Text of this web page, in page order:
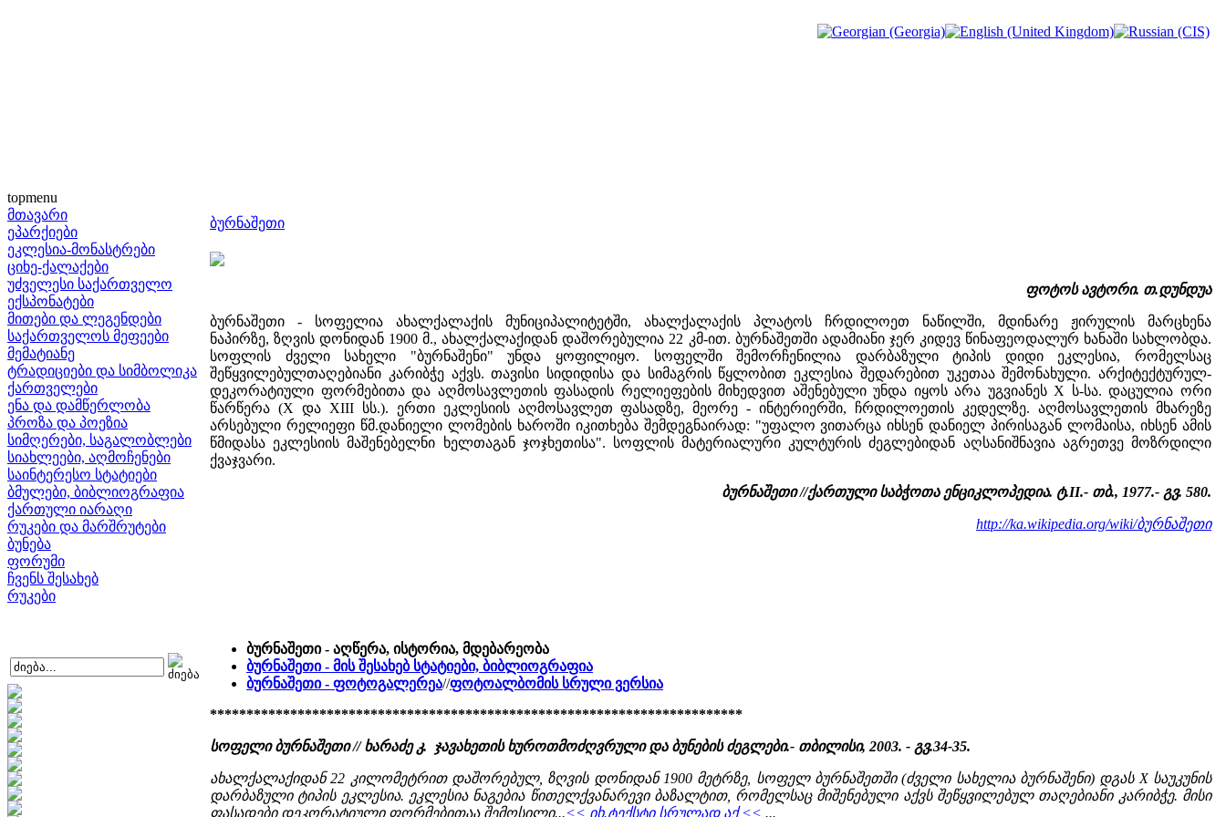
topmenu
მთავარი
ეპარქიები
ეკლესია-მონასტრები
ციხე-ქალაქები
უძველესი საქართველო
ექსპონატები
მითები და ლეგენდები
საქართველოს მეფეები
მემატიანე
ტრადიციები და სიმბოლიკა
ქართველები
ენა და დამწერლობა
პროზა და პოეზია
სიმღერები, საგალობლები
სიახლეები, აღმოჩენები
საინტერესო სტატიები
ბმულები, ბიბლიოგრაფია
ქართული იარაღი
რუკები და მარშრუტები
ბუნება
ფორუმი
ჩვენს შესახებ
რუკები
ბურნაშეთი
ფოტოს ავტორი. თ.დუნდუა
ბურნაშეთი - სოფელია ახალქალაქის მუნიციპალიტეტში, ახალქალაქის პლატოს ჩრდილოეთ ნაწილში, მდინარე ჟირულის მარცხენა
ნაპირზე, ზღვის დონიდან 1900 მ., ახალქალაქიდან დაშორებულია 22 კმ-ით. ბურნაშეთში ადამიანი ჯერ კიდევ წინაფეოდალურ ხანაში სახლობდა.
სოფლის ძველი სახელი "ბურნაშენი" უნდა ყოფილიყო. სოფელში შემორჩენილია დარბაზული ტიპის დიდი ეკლესია, რომელსაც
შეწყვილებულთაღებიანი კარიბჭე აქვს. თავისი სიდიდისა და სიმაგრის წყლობით ეკლესია შედარებით უკეთაა შემონახული. არქიტექტურულ-
დეკორატიული ფორმებითა და აღმოსავლეთის ფასადის რელიეფების მიხედვით აშენებული უნდა იყოს არა უგვიანეს X ს-სა. დაცულია ორი
წარწერა (X და XIII სს.). ერთი ეკლესიის აღმოსავლეთ ფასადზე, მეორე - ინტერიერში, ჩრდილოეთის კედელზე. აღმოსავლეთის მხარეზე
არსებული რელიეფი წმ.დანიელი ლომების ხაროში იკითხება შემდეგნაირად: "უფალო ვითარცა იხსენ დანიელ პირისაგან ლომაისა, იხსენ ამის
წმიდასა ეკლესიის მაშენებელნი ხელთაგან ჯოჯხეთისა". სოფლის მატერიალური კულტურის ძეგლებიდან აღსანიშნავია აგრეთვე მოზრდილი
ქვაჯვარი.
ბურნაშეთი //ქართული საბჭოთა ენციკლოპედია. ტ.II.- თბ., 1977.- გვ. 580.
http://ka.wikipedia.org/wiki/ბურნაშეთი
ბურნაშეთი - აღწერა, ისტორია, მდებარეობა
ბურნაშეთი - მის შესახებ სტატიები, ბიბლიოგრაფია
ბურნაშეთი - ფოტოგალერეა//ფოტოალბომის სრული ვერსია
*************************************************************************
სოფელი ბურნაშეთი // ხარაძე კ. ჯავახეთის ხუროთმოძღვრული და ბუნების ძეგლები.- თბილისი, 2003. - გვ.34-35.
ახალქალაქიდან 22 კილომეტრით დაშორებულ, ზღვის დონიდან 1900 მეტრზე, სოფელ ბურნაშეთში (ძველი სახელია ბურნაშენი) დგას X საუკუნის
დარბაზული ტიპის ეკლესია. ეკლესია ნაგებია წითელქვანარევი ბაზალტით, რომელსაც მიშენებული აქვს შეწყვილებულ თაღებიანი კარიბჭე. მისი
ფასადები დეკორატიული ფორმებითაა შემოსილი...<< იხ.ტექსტი სრულად აქ << ...